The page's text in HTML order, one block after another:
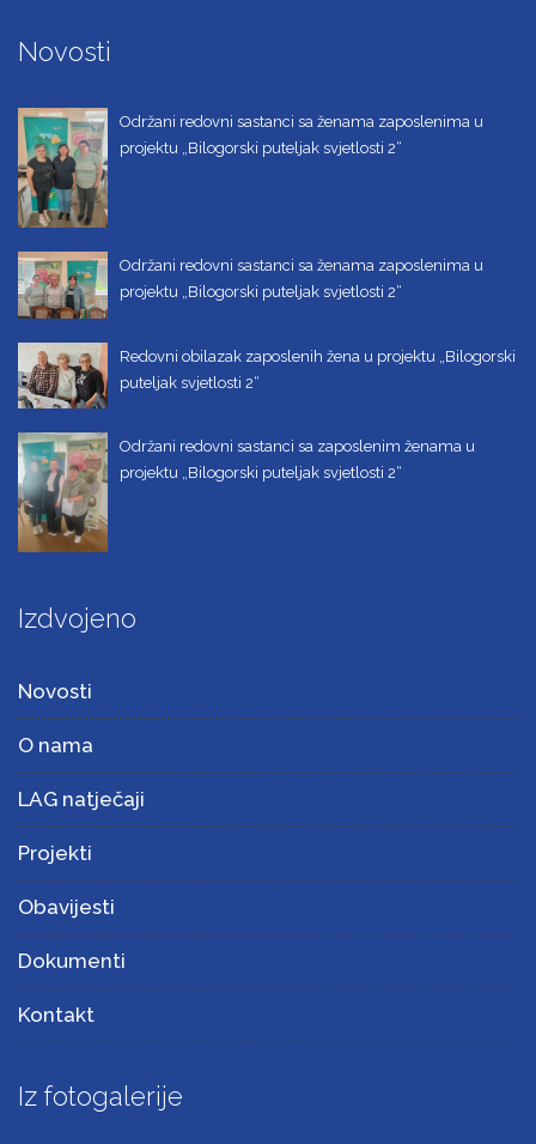
Novosti
Održani redovni sastanci sa ženama zaposlenima u
projektu „Bilogorski puteljak svjetlosti 2“
Održani redovni sastanci sa ženama zaposlenima u
projektu „Bilogorski puteljak svjetlosti 2“
Redovni obilazak zaposlenih žena u projektu „Bilogorski
puteljak svjetlosti 2“
Održani redovni sastanci sa zaposlenim ženama u
projektu „Bilogorski puteljak svjetlosti 2“
Izdvojeno
Novosti
O nama
LAG natječaji
Projekti
Obavijesti
Dokumenti
Kontakt
Iz fotogalerije